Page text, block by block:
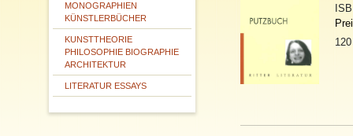
MONOGRAPHIEN
KÜNSTLERBÜCHER
KUNSTTHEORIE
PHILOSOPHIE BIOGRAPHIE
ARCHITEKTUR
LITERATUR ESSAYS